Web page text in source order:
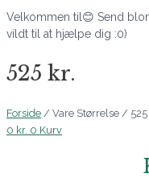
Velkommen til😊 Send
vildt til at hjælpe dig :0)
525 kr.
Forside / Vare Størrelse / 525
0 kr. 0 Kurv